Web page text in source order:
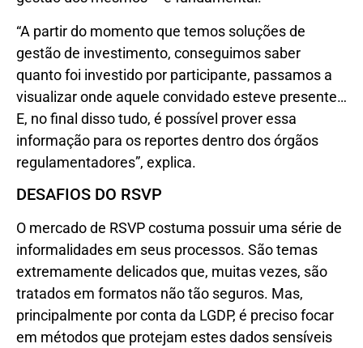
“A partir do momento que temos soluções de
gestão de investimento, conseguimos saber
quanto foi investido por participante, passamos a
visualizar onde aquele convidado esteve presente…
E, no final disso tudo, é possível prover essa
informação para os reportes dentro dos órgãos
regulamentadores”, explica.
DESAFIOS DO RSVP
O mercado de RSVP costuma possuir uma série de
informalidades em seus processos. São temas
extremamente delicados que, muitas vezes, são
tratados em formatos não tão seguros. Mas,
principalmente por conta da LGDP, é preciso focar
em métodos que protejam estes dados sensíveis